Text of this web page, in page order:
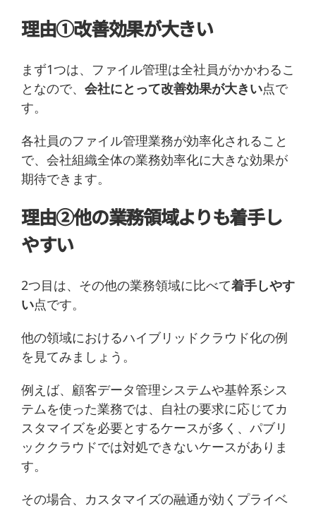
理由①改善効果が大きい
まず1つは、ファイル管理は全社員がかかわるこ
となので、 会社にとって改善効果が大きい点で
す。
各社員のファイル管理業務が効率化されること
で、会社組織全体の業務効率化に大きな効果が
期待できます。
理由②他の業務領域よりも着手し
やすい
2つ目は、その他の業務領域に比べて着手しやす
い点です。
他の領域におけるハイブリッドクラウド化の例
を見てみましょう。
例えば、顧客データ管理システムや基幹系シス
テムを使った業務では、自社の要求に応じてカ
スタマイズを必要とするケースが多く、パブリ
ッククラウドでは対処できないケースがありま
す。
その場合、カスタマイズの融通が効くプライベ